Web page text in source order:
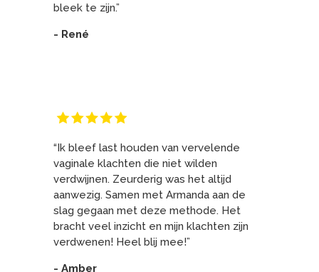
bleek te zijn.”
- René
“Ik bleef last houden van vervelende
vaginale klachten die niet wilden
verdwijnen. Zeurderig was het altijd
aanwezig. Samen met Armanda aan de
slag gegaan met deze methode. Het
bracht veel inzicht en mijn klachten zijn
verdwenen! Heel blij mee!”
- Amber